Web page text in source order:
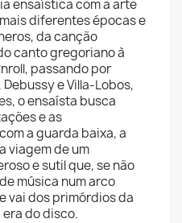
ensaística com a arte
diferentes épocas e
da canção
canto gregoriano à
passando por
e Villa-Lobos,
o ensaísta busca
e as
a guarda baixa, a
viagem de um
e sutil que, se não
música num arco
vai dos primórdios da
do disco.